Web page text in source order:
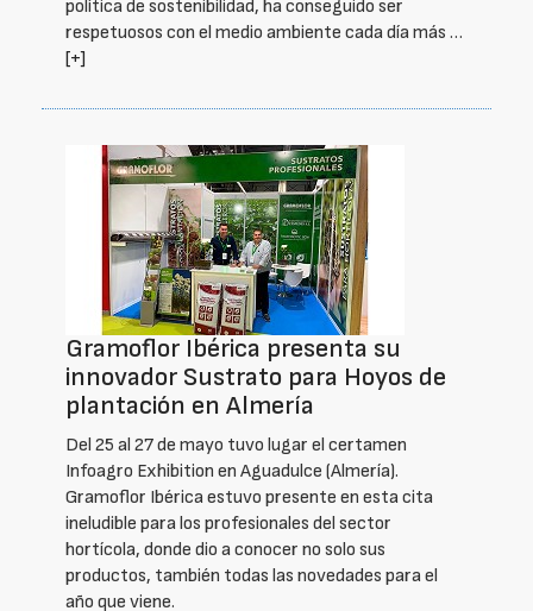
política de sostenibilidad, ha conseguido ser
respetuosos con el medio ambiente cada día más …
[+]
Gramoflor Ibérica presenta su
innovador Sustrato para Hoyos de
plantación en Almería
Del 25 al 27 de mayo tuvo lugar el certamen
Infoagro Exhibition en Aguadulce (Almería).
Gramoflor Ibérica estuvo presente en esta cita
ineludible para los profesionales del sector
hortícola, donde dio a conocer no solo sus
productos, también todas las novedades para el
año que viene.